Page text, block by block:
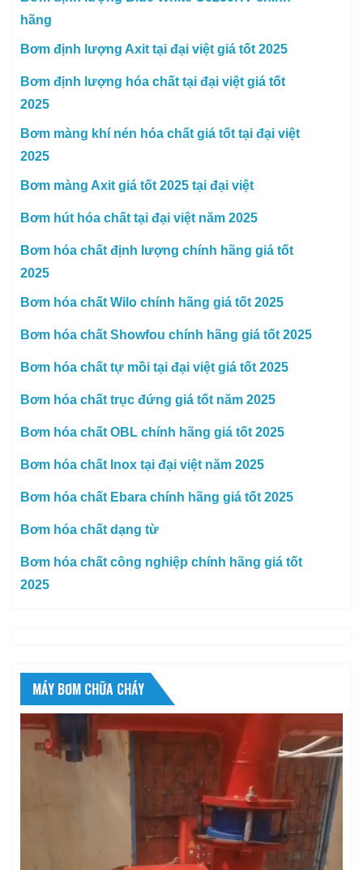
hãng
Bơm định lượng Axit tại đại việt giá tốt 2025
Bơm định lượng hóa chất tại đại việt giá tốt
2025
Bơm màng khí nén hóa chất giá tốt tại đại việt
2025
Bơm màng Axit giá tốt 2025 tại đại việt
Bơm hút hóa chất tại đại việt năm 2025
Bơm hóa chất định lượng chính hãng giá tốt
2025
Bơm hóa chất Wilo chính hãng giá tốt 2025
Bơm hóa chất Showfou chính hãng giá tốt 2025
Bơm hóa chất tự mồi tại đại việt giá tốt 2025
Bơm hóa chất trục đứng giá tốt năm 2025
Bơm hóa chất OBL chính hãng giá tốt 2025
Bơm hóa chất Inox tại đại việt năm 2025
Bơm hóa chất Ebara chính hãng giá tốt 2025
Bơm hóa chất dạng từ
Bơm hóa chất công nghiệp chính hãng giá tốt
2025
MÁY BƠM CHỮA CHÁY
Trình
chơi